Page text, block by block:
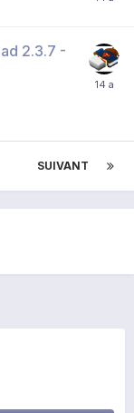
2.3.7 -
SUIVANT